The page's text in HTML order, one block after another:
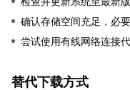
确认存储空间充足，必
尝试使用有线网络连接
替代下载方式